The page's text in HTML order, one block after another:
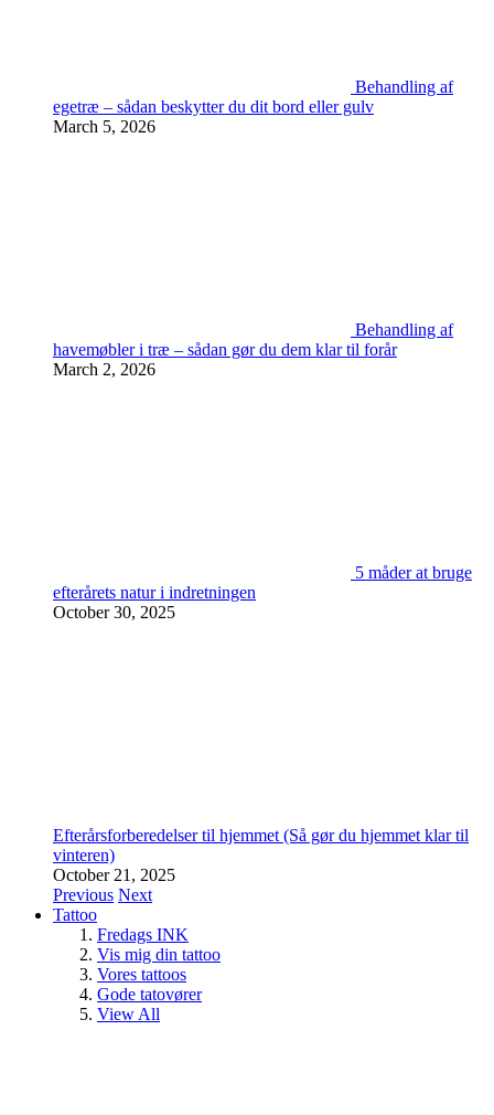
Behandling af
egetræ – sådan beskytter du dit bord eller gulv
March 5, 2026
Behandling af
havemøbler i træ – sådan gør du dem klar til forår
March 2, 2026
5 måder at bruge
efterårets natur i indretningen
October 30, 2025
Efterårsforberedelser til hjemmet (Så gør du hjemmet klar til
vinteren)
October 21, 2025
Previous Next
Tattoo
Fredags INK
Vis mig din tattoo
Vores tattoos
Gode tatovører
View All